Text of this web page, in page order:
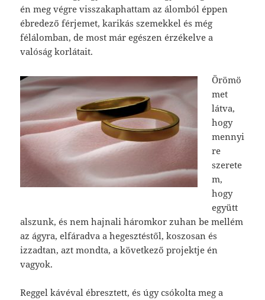
én meg végre visszakaphattam az álomból éppen
ébredező férjemet, karikás szemekkel és még
félálomban, de most már egészen érzékelve a
valóság korlátait.
Örömö
met
látva,
hogy
mennyi
re
szerete
m,
hogy
együtt
alszunk, és nem hajnali háromkor zuhan be mellém
az ágyra, elfáradva a hegesztéstől, koszosan és
izzadtan, azt mondta, a következő projektje én
vagyok.
Reggel kávéval ébresztett, és úgy csókolta meg a